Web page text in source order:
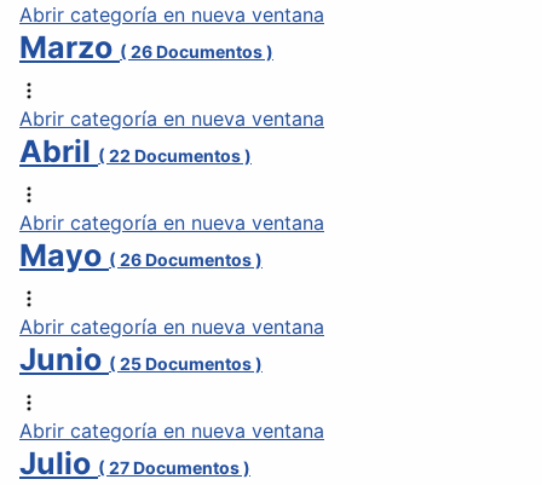
Abrir categoría en nueva ventana
Marzo ( 26 Documentos )
Abrir categoría en nueva ventana
Abril ( 22 Documentos )
Abrir categoría en nueva ventana
Mayo ( 26 Documentos )
Abrir categoría en nueva ventana
Junio ( 25 Documentos )
Abrir categoría en nueva ventana
Julio ( 27 Documentos )